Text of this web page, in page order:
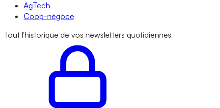
AgTech
Coop-négoce
Tout l'historique de vos newsletters quotidiennes